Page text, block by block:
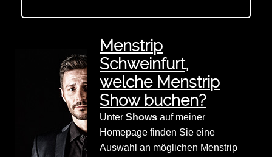
Menstrip
Schweinfurt,
welche Menstrip
Show buchen?
UnterShows auf meiner
Homepage finden Sie eine
Auswahl an möglichen Menstrip